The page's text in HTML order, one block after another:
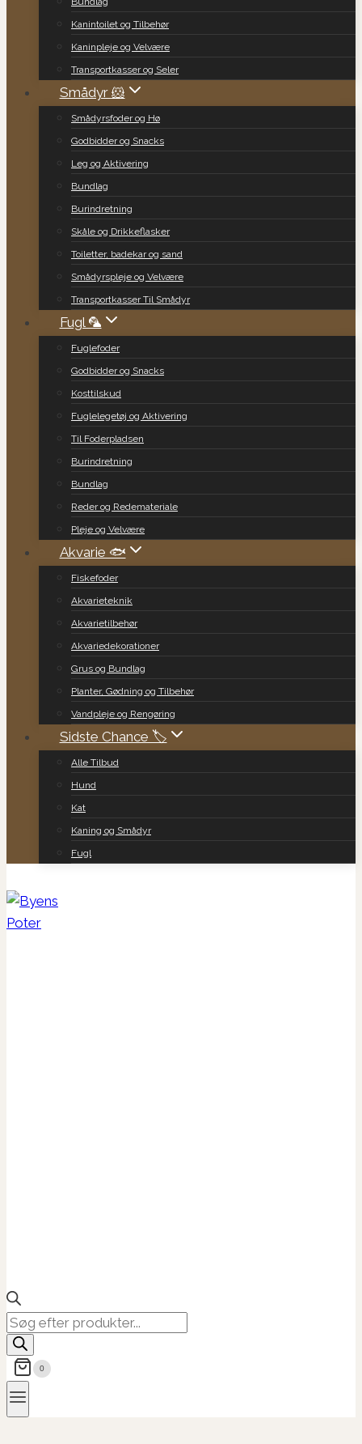
Kanintoilet og Tilbehør
Kaninpleje og Velvære
Transportkasser og Seler
Smådyr 🐹
Smådyrsfoder og Hø
Godbidder og Snacks
Leg og Aktivering
Bundlag
Burindretning
Skåle og Drikkeflasker
Toiletter, badekar og sand
Smådyrspleje og Velvære
Transportkasser Til Smådyr
Fugl 🦜
Fuglefoder
Godbidder og Snacks
Kosttilskud
Fuglelegetøj og Aktivering
Til Foderpladsen
Burindretning
Bundlag
Reder og Redemateriale
Pleje og Velvære
Akvarie 🐟
Fiskefoder
Akvarieteknik
Akvarietilbehør
Akvariedekorationer
Grus og Bundlag
Planter, Gødning og Tilbehør
Vandpleje og Rengøring
Sidste Chance 🏷️
Alle Tilbud
Hund
Kat
Kaning og Smådyr
Fugl
Products
search
0